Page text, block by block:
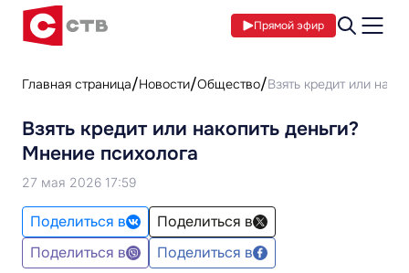
Прямой эфир
Главная страница Новости Общество Взять кредит или
Взять кредит или накопить деньги?
Мнение психолога
27 мая 2026 17:59
Поделиться в
Поделиться в
Поделиться в
Поделиться в